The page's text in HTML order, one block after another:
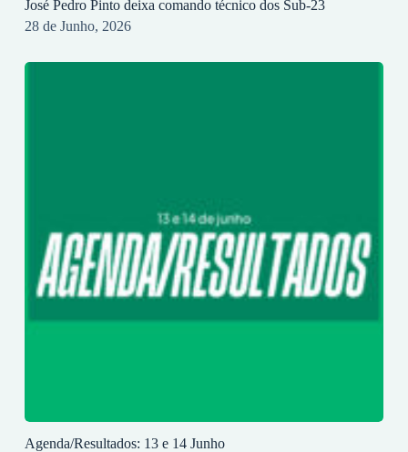
José Pedro Pinto deixa comando técnico dos Sub-23
28 de Junho, 2026
Agenda/Resultados: 13 e 14 Junho